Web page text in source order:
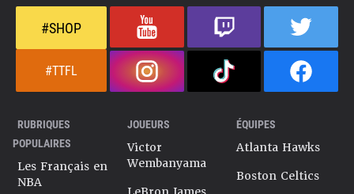
#SHOP
#TTFL
RUBRIQUES
POPULAIRES
Les Français en
NBA
JOUEURS
Victor
Wembanyama
ÉQUIPES
Atlanta Hawks
Boston Celtics